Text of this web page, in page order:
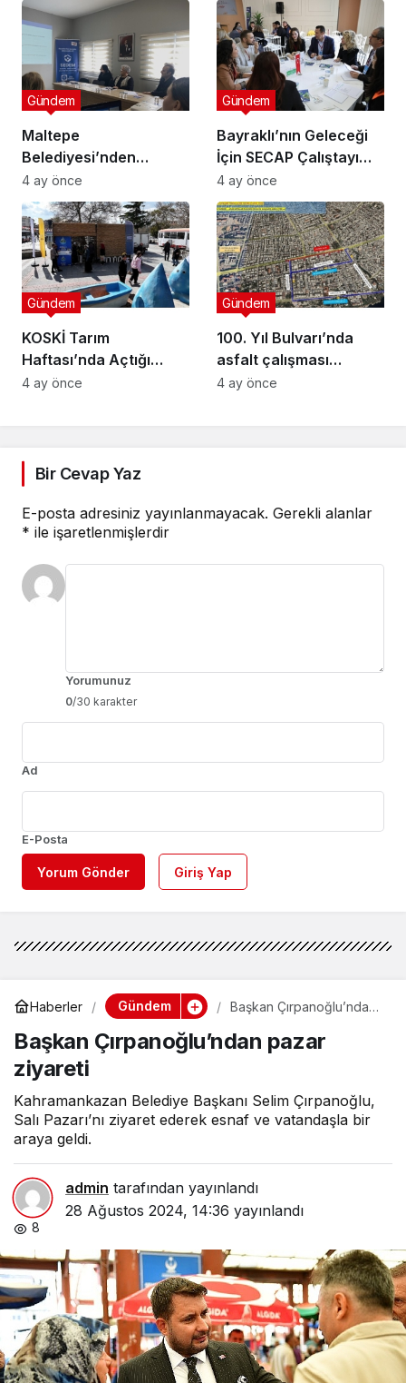
Maltepe
Belediyesi’nden
Muhtarlara Toplumsal
Cinsiyet Eşitliği
Semineri
Gündem
4 ay önce
Bayraklı’nın Geleceği
İçin SECAP Çalıştayı
Düzenlendi
Gündem
4 ay önce
KOSKİ Tarım
Haftası’nda Açtığı
Stantta Su Tasarrufu
Gündem
4 ay önce
100. Yıl Bulvarı’nda
asfalt çalışması
gerçekleştirilecek
Gündem
4 ay önce
Bir Cevap Yaz
E-posta adresiniz yayınlanmayacak. Gerekli alanlar
* ile işaretlenmişlerdir
Yorumunuz
0/30 karakter
Ad
E-Posta
Yorum Gönder Giriş Yap
Haberler Gündem
Başkan Çırpanoğlu’ndan
Başkan Çırpanoğlu’ndan pazar
ziyareti
Kahramankazan Belediye Başkanı Selim Çırpanoğlu,
Salı Pazarı’nı ziyaret ederek esnaf ve vatandaşla bir
araya geldi.
admin tarafından yayınlandı
28 Ağustos 2024, 14:36 yayınlandı
8